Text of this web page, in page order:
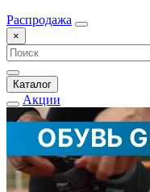
Распродажа
×
Каталог
Акции